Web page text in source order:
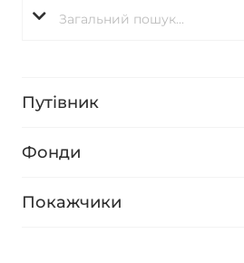
Путівник
Фонди
Покажчики